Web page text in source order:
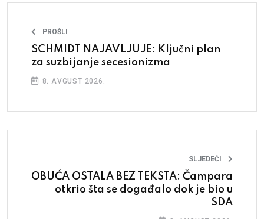
PROŠLI
SCHMIDT NAJAVLJUJE: Ključni plan
za suzbijanje secesionizma
8. AVGUST 2026.
SLJEDEĆI
OBUĆA OSTALA BEZ TEKSTA: Čampara
otkrio šta se događalo dok je bio u
SDA